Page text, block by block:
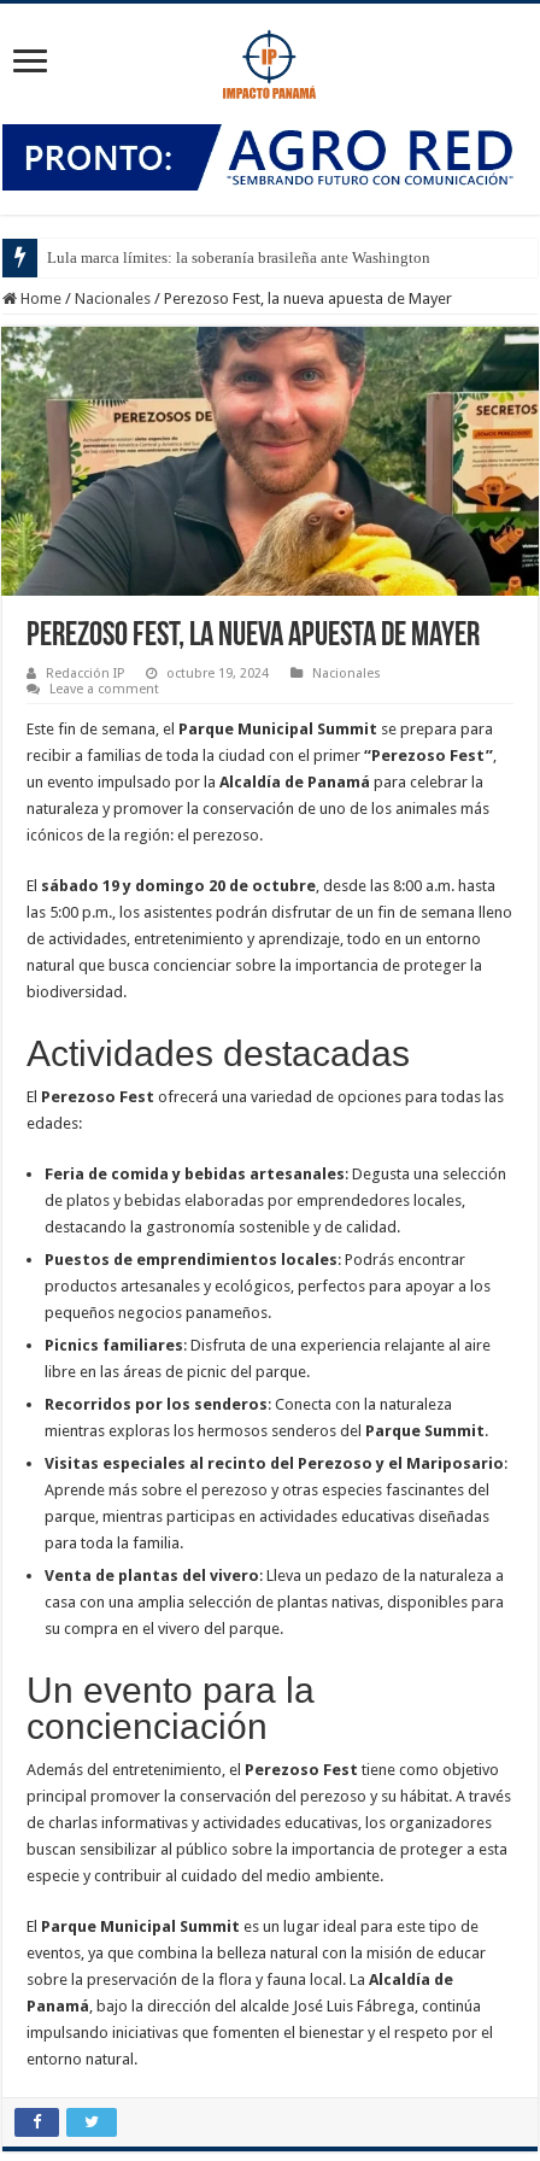
Lula marca límites: la soberanía brasileña ante Washington
Home / Nacionales / Perezoso Fest, la nueva apuesta de Mayer
Perezoso Fest, la nueva apuesta de Mayer
Redacción IP octubre 19, 2024
Nacionales
Leave a comment
Este fin de semana, el Parque Municipal Summit se prepara para
recibir a familias de toda la ciudad con el primer“Perezoso Fest”
un evento impulsado por laAlcaldía de Panamá para celebrar la
naturaleza y promover la conservación de uno de los animales más
icónicos de la región: el perezoso.
El sábado 19 y domingo 20 de octubre , desde las 8:00 a.m. hasta
las 5:00 p.m., los asistentes podrán disfrutar de un fin de semana lleno
de actividades, entretenimiento y aprendizaje, todo en un entorno
natural que busca concienciar sobre la importancia de proteger la
biodiversidad.
Actividades destacadas
El Perezoso Fest ofrecerá una variedad de opciones para todas las
edades:
Feria de comida y bebidas artesanales: Degusta una selección
de platos y bebidas elaboradas por emprendedores locales,
destacando la gastronomía sostenible y de calidad.
Puestos de emprendimientos locales: Podrás encontrar
productos artesanales y ecológicos, perfectos para apoyar a los
pequeños negocios panameños.
Picnics familiares: Disfruta de una experiencia relajante al aire
libre en las áreas de picnic del parque.
Recorridos por los senderos: Conecta con la naturaleza
mientras exploras los hermosos senderos del Parque Summit.
Visitas especiales al recinto del Perezoso y el Mariposario:
Aprende más sobre el perezoso y otras especies fascinantes del
parque, mientras participas en actividades educativas diseñadas
para toda la familia.
Venta de plantas del vivero: Lleva un pedazo de la naturaleza a
casa con una amplia selección de plantas nativas, disponibles para
su compra en el vivero del parque.
Un evento para la
concienciación
Además del entretenimiento, el Perezoso Fest tiene como objetivo
principal promover la conservación del perezoso y su hábitat. A través
de charlas informativas y actividades educativas, los organizadores
buscan sensibilizar al público sobre la importancia de proteger a esta
especie y contribuir al cuidado del medio ambiente.
El Parque Municipal Summit es un lugar ideal para este tipo de
eventos, ya que combina la belleza natural con la misión de educar
sobre la preservación de la flora y fauna local. LaAlcaldía de
Panamá , bajo la dirección del alcalde José Luis Fábrega, continúa
impulsando iniciativas que fomenten el bienestar y el respeto por el
entorno natural.